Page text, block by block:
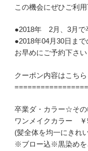
この機会にぜひご利用
●2018年 2月、3月で
●2018年04月30日まで
お早めにご予約下さい
クーポン内容はこ
卒業ダ・カラー☆そ
ワンメイクカラー ￥
(髪全体を均一にきれ
※ブロー込※黒染めを